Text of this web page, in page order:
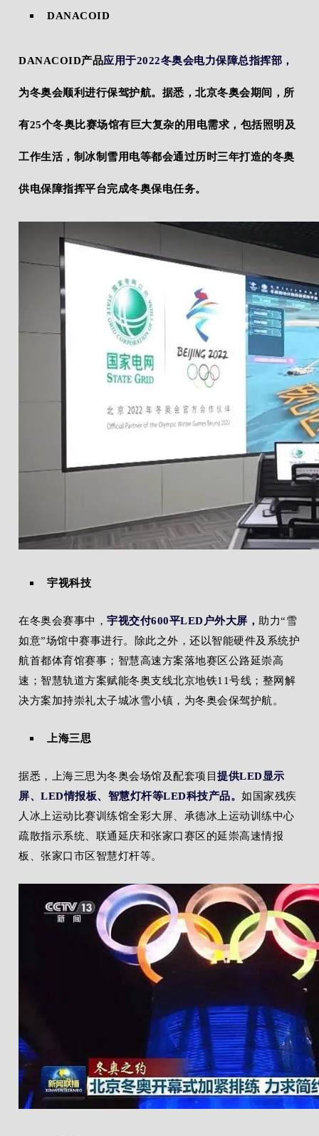
DANACOID
DANACOID产品应用于2022冬奥会电力保障总指挥部，
为冬奥会顺利进行保驾护航。据悉，北京冬奥会期间，所
有25个冬奥比赛场馆有巨大复杂的用电需求，包括照明及
工作生活，制冰制雪用电等都会通过历时三年打造的冬奥
供电保障指挥平台完成冬奥保电任务。
宇视科技
在冬奥会赛事中， 宇视交付600平LED户外大屏， 助力“雪
如意”场馆中赛事进行。除此之外，还以智能硬件及系统护
航首都体育馆赛事；智慧高速方案落地赛区公路延崇高
速；智慧轨道方案赋能冬奥支线北京地铁11号线；整网解
决方案加持崇礼太子城冰雪小镇，为冬奥会保驾护航。
上海三思
据悉，上海三思为冬奥会场馆及配套项目 提供LED显示
屏、LED情报板、智慧灯杆等LED科技产品。 如国家残疾
人冰上运动比赛训练馆全彩大屏、承德冰上运动训练中心
疏散指示系统、联通延庆和张家口赛区的延崇高速情报
板、张家口市区智慧灯杆等。